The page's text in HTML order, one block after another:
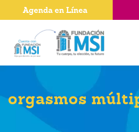
orgasmos
Agenda en Línea